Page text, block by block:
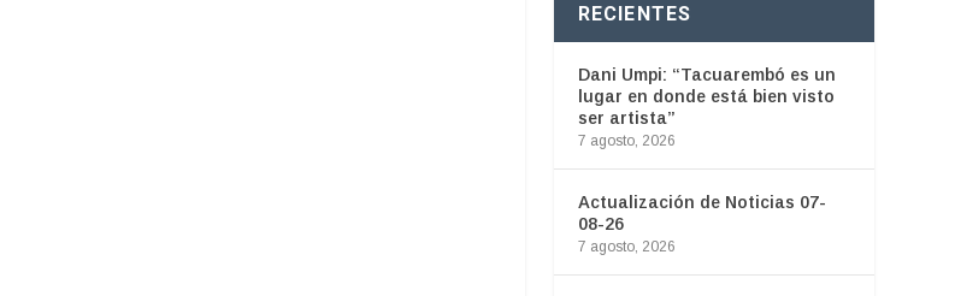
RECIENTES
Dani Umpi: “Tacuarembó es un
lugar en donde está bien visto
ser artista”
7 agosto, 2026
Actualización de Noticias 07-
08-26
7 agosto, 2026